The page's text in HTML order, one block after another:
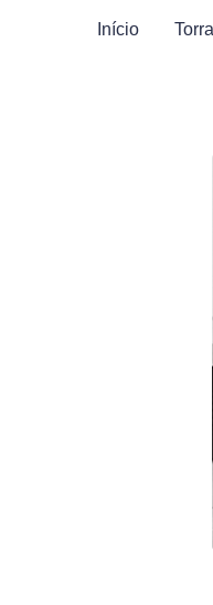
Início
Sobre Nós